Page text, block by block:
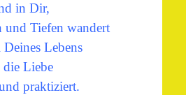
in Dir,
und Tiefen wandert
Lebens
die Liebe
praktiziert.